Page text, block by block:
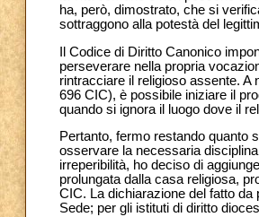
ha, però, dimostrato, che si
sottraggono alla potestà del
Il Codice di Diritto Canonico
perseverare nella propria
rintracciare il religioso assente.
696 CIC), è possibile iniziare il
quando si ignora il luogo dove il
Pertanto, fermo restando quanto
osservare la necessaria
irreperibilità, ho deciso di
prolungata dalla casa religiosa,
CIC. La dichiarazione del fatto
Sede; per gli istituti di diritto